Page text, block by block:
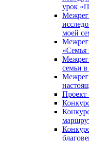
урок
моей
«Семья
семьи
Проект